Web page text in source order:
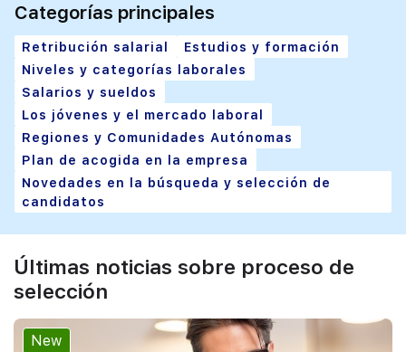
Categorías principales
Retribución salarial
Estudios y formación
Niveles y categorías laborales
Salarios y sueldos
Los jóvenes y el mercado laboral
Regiones y Comunidades Autónomas
Plan de acogida en la empresa
Novedades en la búsqueda y selección de
candidatos
Últimas noticias sobre proceso de
selección
New